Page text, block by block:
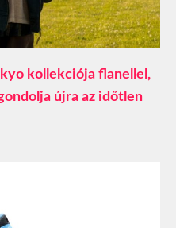
kollekciója flanellel,
újra az időtlen